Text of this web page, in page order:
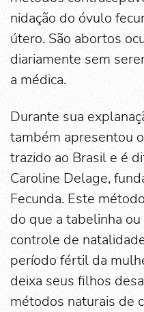
nidação do óvulo
útero. São abortos
diariamente sem
a médica.
Durante sua
também apresentou
trazido ao Brasil e é
Caroline Delage,
Fecunda. Este
do que a tabelinha
controle de
período fértil da
deixa seus filhos
métodos naturais de